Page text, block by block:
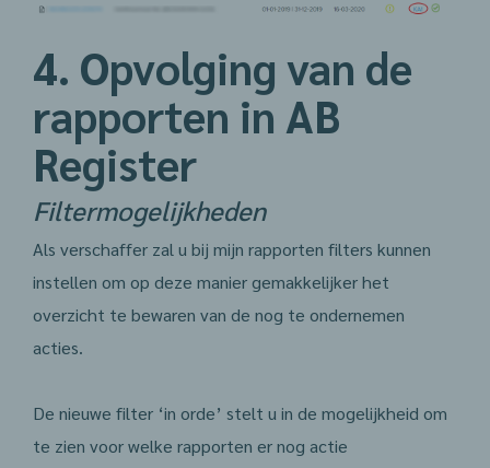
4. Opvolging van de
rapporten in AB
Register
Filtermogelijkheden
Als verschaffer zal u bij mijn rapporten filters kunnen
instellen om op deze manier gemakkelijker het
overzicht te bewaren van de nog te ondernemen
acties.
De nieuwe filter ‘in orde’ stelt u in de mogelijkheid om
te zien voor welke rapporten er nog actie